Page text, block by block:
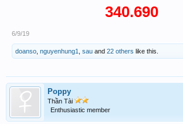
340.690
6/9/19
doanso nguyenhung1 sau and 22 others like this.
Poppy
Thần Tài
Enthusiastic member